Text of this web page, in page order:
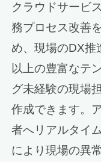
クラウドサービ
務プロセス改善
め、現場のDX推
以上の豊富なテ
グ未経験の現場
作成できます。
者へリアルタイ
により現場の異